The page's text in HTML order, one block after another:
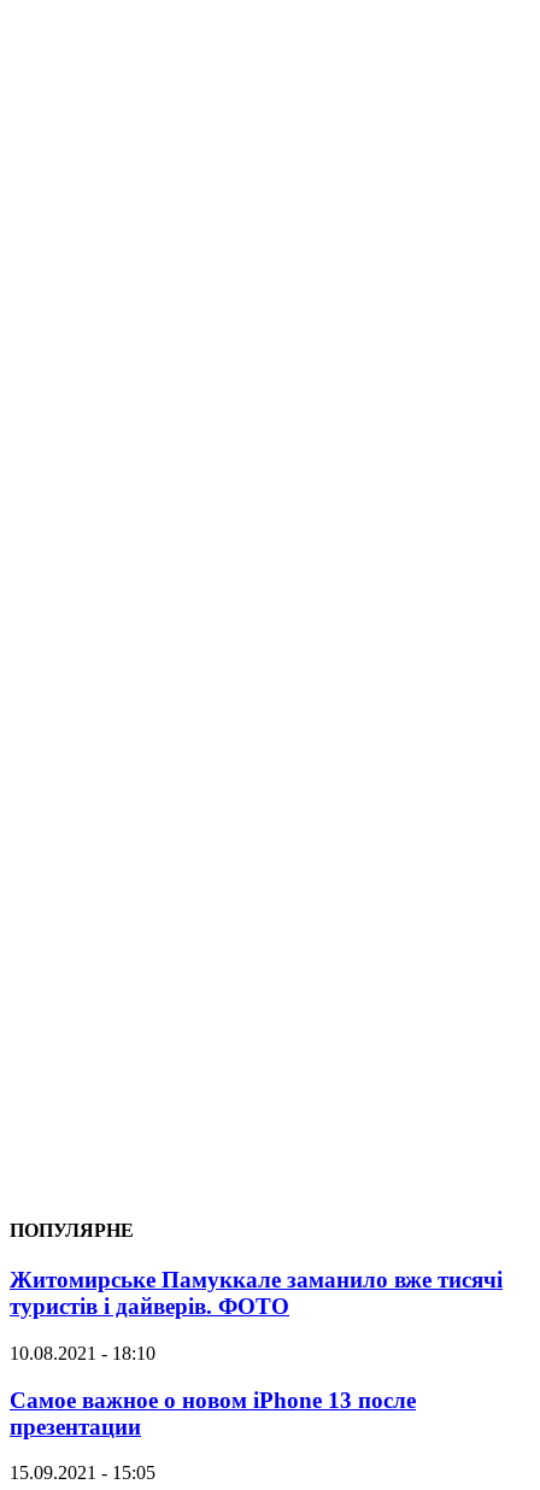
ПОПУЛЯРНЕ
Житомирське Памуккале заманило вже тисячі
туристів і дайверів. ФОТО
10.08.2021 - 18:10
Самое важное о новом iPhone 13 после
презентации
15.09.2021 - 15:05